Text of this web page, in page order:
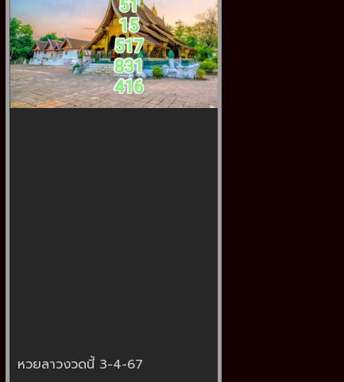
หวยลาวงวดนี้ 3-4-67